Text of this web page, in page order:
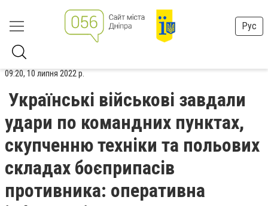
Рус
09:20, 10 липня 2022 р.
Українські військові завдали
удари по командних пунктах,
скупченню техніки та польових
складах боєприпасів
противника: оперативна